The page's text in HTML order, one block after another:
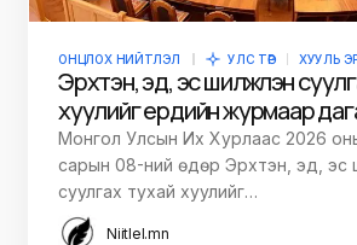
ОНЦЛОХ НИЙТЛЭЛ УЛС ТӨР ХУУЛЬ
Эрхтэн, эд, эс шилжүүлэн
хуулийг ердийн журмаар
Монгол Улсын Их Хурлаас 2026
сарын 08-ний өдөр Эрхтэн, эд, эс
суулгах тухай хуулийг…
Niitlel.mn